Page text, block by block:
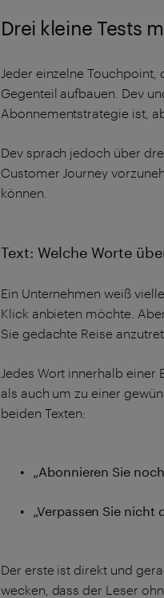
Drei kleine Tests
Jeder einzelne
Gegenteil aufbauen. Dev
Abonnementstrategie ist,
Dev sprach jedoch über
Customer Journey
können.
Text: Welche Worte
Ein Unternehmen weiß
Klick anbieten möchte.
Sie gedachte Reise
Jedes Wort innerhalb
als auch um zu einer
beiden Texten:
„Abonnieren Sie
„Verpassen Sie
Der erste ist direkt und
wecken, dass der Leser